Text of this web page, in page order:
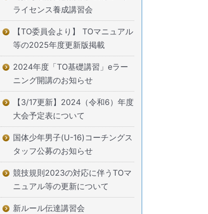
ライセンス養成講習会
【TO委員会より】 TOマニュアル
等の2025年度更新版掲載
2024年度「TO基礎講習」eラー
ニング開講のお知らせ
【3/17更新】2024（令和6）年度
大会予定表について
国体少年男子(U-16)コーチングス
タッフ公募のお知らせ
競技規則2023の対応に伴うTOマ
ニュアル等の更新について
新ルール伝達講習会